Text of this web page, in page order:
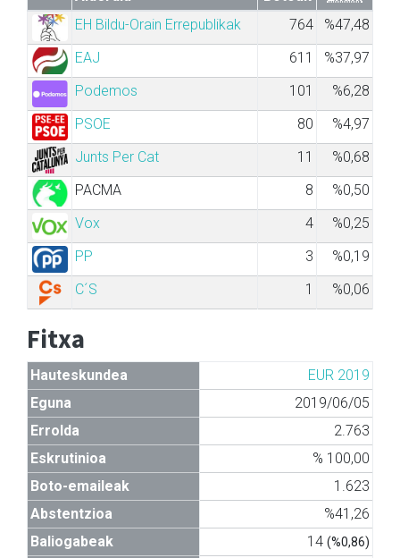
EH Bildu-Orain Errepublikak
764
%47,48
EAJ
611
%37,97
Podemos
101
%6,28
PSOE
80
%4,97
Junts Per Cat
11
%0,68
PACMA
8
%0,50
Vox
4
%0,25
PP
3
%0,19
C´S
1 %0,06
Fitxa
Hauteskundea
EUR 2019
Eguna
2019/06/05
Errolda
2.763
Eskrutinioa
% 100,00
Boto-emaileak
1.623
Abstentzioa
%41,26
Baliogabeak
14 (%0,86)